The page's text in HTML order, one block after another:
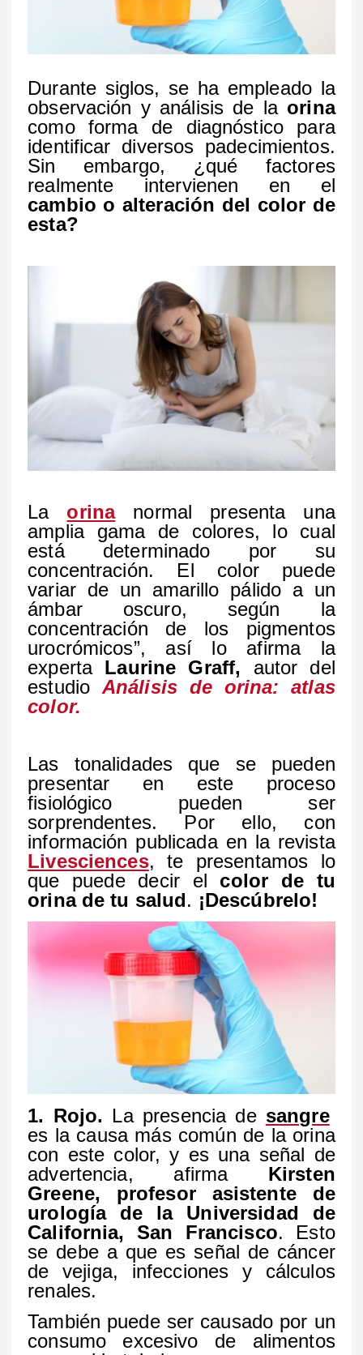
Durante siglos, se ha empleado la
observación y análisis de laorina
como forma de diagnóstico para
identificar diversos padecimientos.
Sin embargo, ¿qué factores
realmente intervienen en el
cambio o alteración del color de
esta?
La orinanormal presenta una
amplia gama de colores, lo cual
está determinado por su
concentración. El color puede
variar de un amarillo pálido a un
ámbar oscuro, según la
concentración de los pigmentos
urocrómicos”, así lo afirma la
expertaLaurine Graff, autor del
estudio Análisis de orina: atlas
color.
Las tonalidades que se pueden
presentar en este proceso
fisiológico pueden ser
sorprendentes. Por ello, con
información publicada en la revista
Livesciences, te presentamos lo
que puede decir el color de tu
orina de tu salud. ¡Descúbrelo!
1. Rojo. La presencia de sangre
es la causa más común de la orina
con este color, y es una señal de
advertencia, afirmaKirsten
Greene, profesor asistente de
urología de la Universidad de
California, San Francisco. Esto
se debe a que es señal de cáncer
de vejiga, infecciones y cálculos
renales.
También puede ser causado por un
consumo excesivo de alimentos